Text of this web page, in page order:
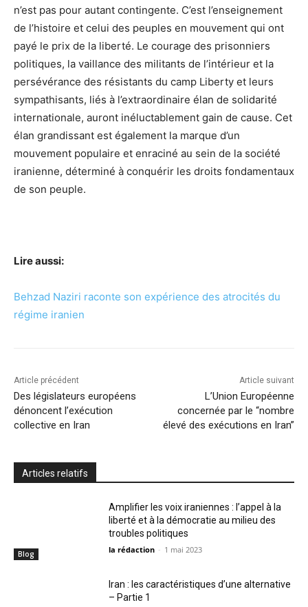
n’est pas pour autant contingente. C’est l’enseignement
de l’histoire et celui des peuples en mouvement qui ont
payé le prix de la liberté. Le courage des prisonniers
politiques, la vaillance des militants de l’intérieur et la
persévérance des résistants du camp Liberty et leurs
sympathisants, liés à l’extraordinaire élan de solidarité
internationale, auront inéluctablement gain de cause. Cet
élan grandissant est également la marque d’un
mouvement populaire et enraciné au sein de la société
iranienne, déterminé à conquérir les droits fondamentaux
de son peuple.
Lire aussi:
Behzad Naziri raconte son expérience des atrocités du
régime iranien
Article précédent
Des législateurs européens
dénoncent l’exécution
collective en Iran
Article suivant
L’Union Européenne
concernée par le “nombre
élevé des exécutions en Iran”
Articles relatifs
Blog
Amplifier les voix iraniennes : l’appel à la
liberté et à la démocratie au milieu des
troubles politiques
la rédaction - 1 mai 2023
Iran : les caractéristiques d’une alternative
– Partie 1